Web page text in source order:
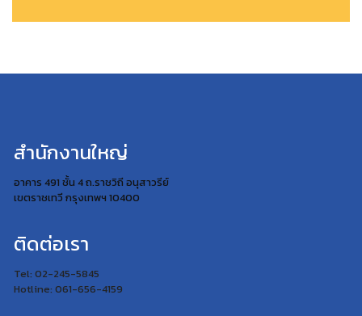
สำนักงานใหญ่
อาคาร 491 ชั้น 4 ถ.ราชวิถี อนุสาวรีย์
เขตราชเทวี กรุงเทพฯ 10400
ติดต่อเรา
Tel: 02-245-5845
Hotline: 061-656-4159